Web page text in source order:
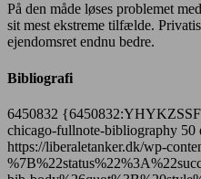
På den måde løses problemet
sit mest ekstreme tilfælde.
ejendomsret endnu bedre.
Bibliografi
6450832
chicago-fullnote-bibliography 50
https://liberaletanker.dk/wp-